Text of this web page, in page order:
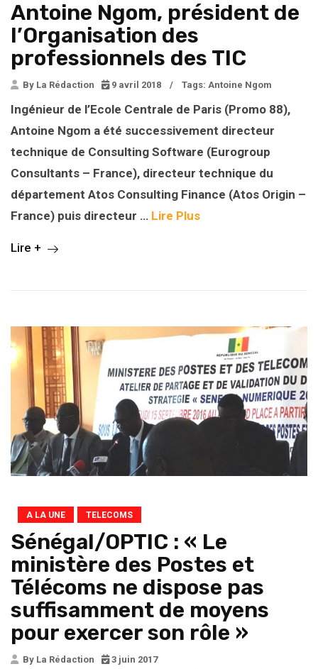
Antoine Ngom, président de
l’Organisation des
professionnels des TIC
By La Rédaction 9 avril 2018 / Tags: Antoine Ngom
Ingénieur de l’Ecole Centrale de Paris (Promo 88),
Antoine Ngom a été successivement directeur
technique de Consulting Software (Eurogroup
Consultants – France), directeur technique du
département Atos Consulting Finance (Atos Origin –
France) puis directeur … Lire Plus
Lire +
A LA UNE TELECOMS
Sénégal/OPTIC : « Le
ministère des Postes et
Télécoms ne dispose pas
suffisamment de moyens
pour exercer son rôle »
By La Rédaction
3 juin 2017